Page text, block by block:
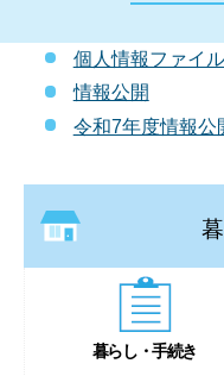
個人情報ファイ
情報公開
令和7年度情報公
暮らし・手続き